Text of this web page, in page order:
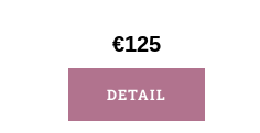
€125
DETAIL